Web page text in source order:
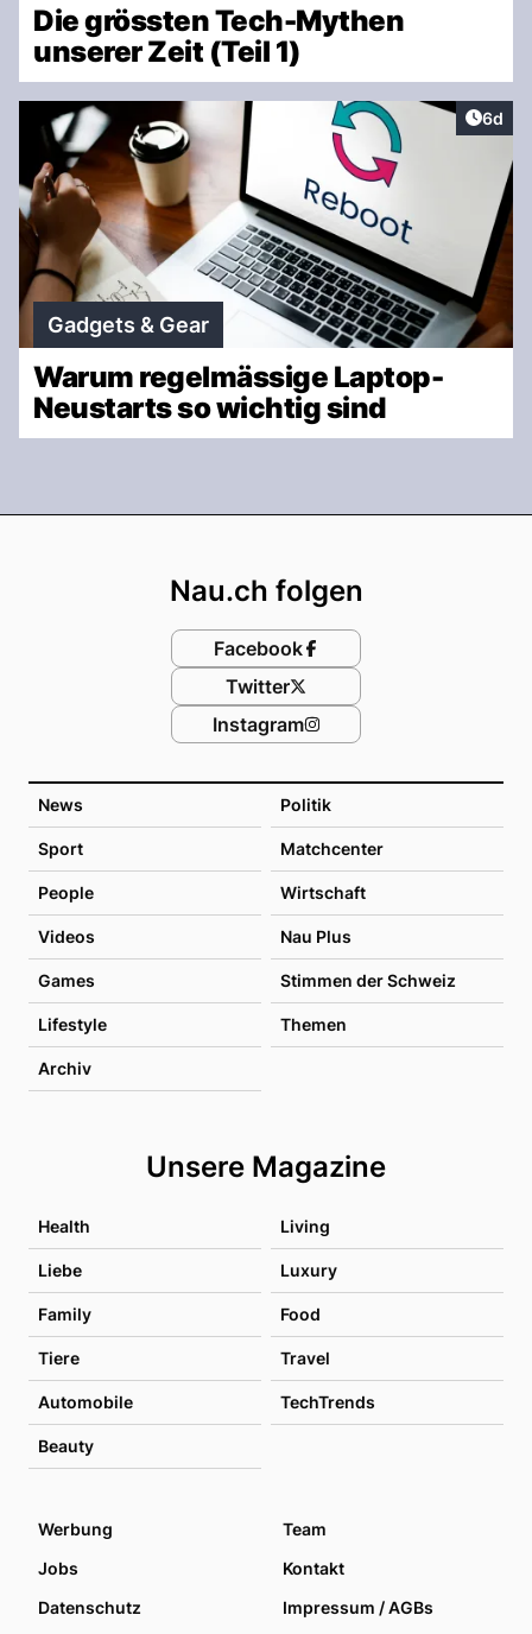
Die grössten Tech-Mythen
unserer Zeit (Teil 1)
6d
Gadgets & Gear
Warum regelmässige Laptop-
Neustarts so wichtig sind
News Politik
Sport Matchcenter
People Wirtschaft
Videos Nau Plus
Games Stimmen der Schweiz
Lifestyle Themen
Archiv
Unsere Magazine
Health Living
Liebe Luxury
Family Food
Tiere Travel
Automobile TechTrends
Beauty
Nau.ch folgen
Facebook
Twitter
Instagram
Werbung
Team
Jobs
Kontakt
Datenschutz
Impressum / AGBs